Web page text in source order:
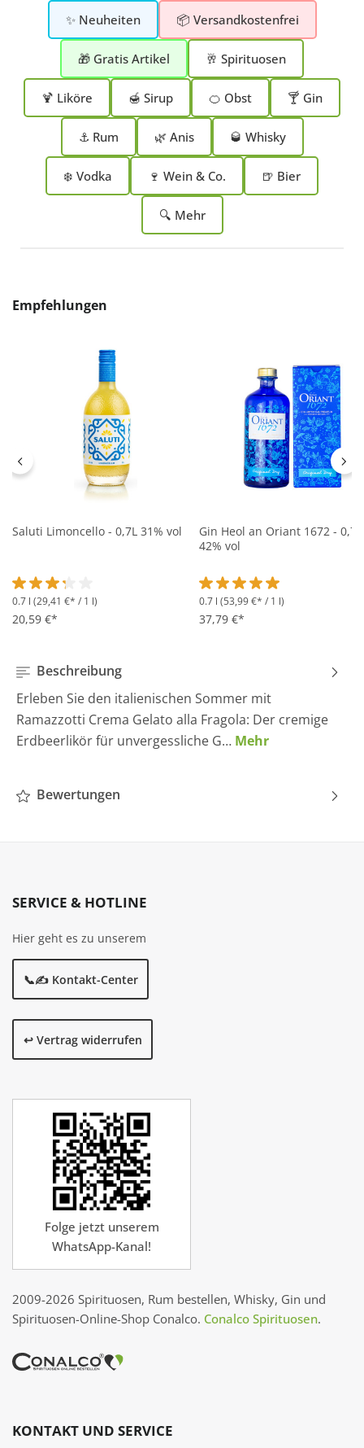
✨ Neuheiten 📦 Versandkostenfrei
🎁 Gratis Artikel 🥂 Spirituosen
🍹 Liköre 🍯 Sirup 🍊 Obst 🍸 Gin
⚓ Rum 🌿 Anis 🥃 Whisky
❄️ Vodka 🍷 Wein & Co. 🍺 Bier
🔍 Mehr
Produktgalerie überspringen
Empfehlungen
Saluti Limoncello - 0,7L 31% vol
Durchschnittliche Bewertung von 3.2 von 5 Sternen
0.7 l (29,41 €* / 1 l)
20,59 €*
Gin Heol an Oriant 1672 - 0,7L
42% vol
Durchschnittliche
0.7 l (53,99 €* / 1 l)
37,79 €*
Beschreibung
Erleben Sie den italienischen Sommer mit
Ramazzotti Crema Gelato alla Fragola: Der cremige
Erdbeerlikör für unvergessliche G… Mehr
Bewertungen
SERVICE & HOTLINE
Hier geht es zu unserem
📞✍️ Kontakt-Center
↩️ Vertrag widerrufen
Folge jetzt unserem
WhatsApp-Kanal!
2009-2026 Spirituosen, Rum bestellen, Whisky, Gin und
Spirituosen-Online-Shop Conalco. Conalco Spirituosen.
KONTAKT UND SERVICE